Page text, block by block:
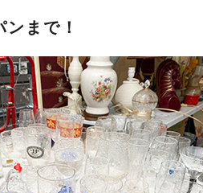
まで！